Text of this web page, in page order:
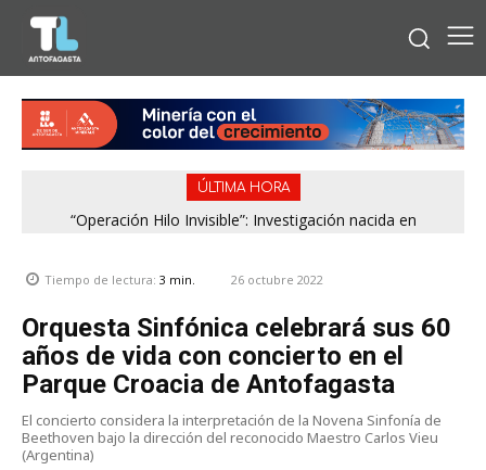
ÚLTIMA HORA
“Operación Hilo Invisible”: Investigación nacida en
Tiempo de lectura: 3 min. 26 octubre 2022
Orquesta Sinfónica celebrará sus 60
años de vida con concierto en el
Parque Croacia de Antofagasta
El concierto considera la interpretación de la Novena Sinfonía de
Beethoven bajo la dirección del reconocido Maestro Carlos Vieu
(Argentina)